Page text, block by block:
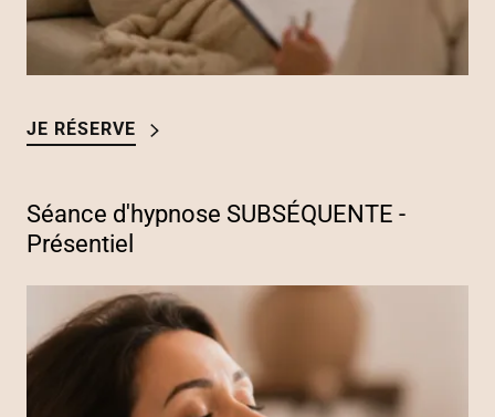
JE RÉSERVE
Séance d'hypnose SUBSÉQUENTE -
Présentiel